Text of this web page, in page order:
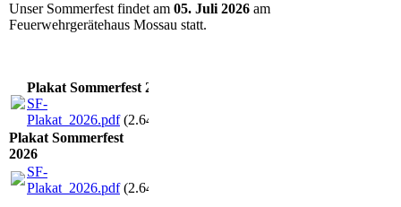
Unser Sommerfest findet am 05. Juli 2026 am
Feuerwehrgerätehaus Mossau statt.
Plakat Sommerfest 2026
SF-
Plakat_2026.pdf(2.64MB)
Plakat Sommerfest
2026
SF-
Plakat_2026.pdf(2.64MB)